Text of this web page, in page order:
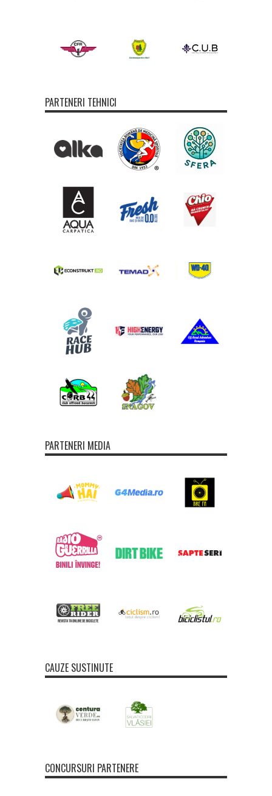
PARTENERI TEHNICI
PARTENERI MEDIA
CAUZE SUSTINUTE
CONCURSURI PARTENERE